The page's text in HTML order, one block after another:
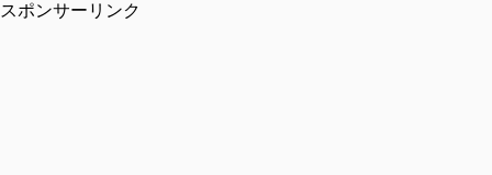
スポンサーリンク